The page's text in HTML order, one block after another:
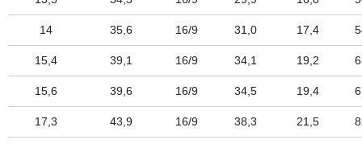
14 35,6 16/9 31,0 17,4
15,4 39,1 16/9 34,1 19,2
15,6 39,6 16/9 34,5 19,4
17,3 43,9 16/9 38,3 21,5